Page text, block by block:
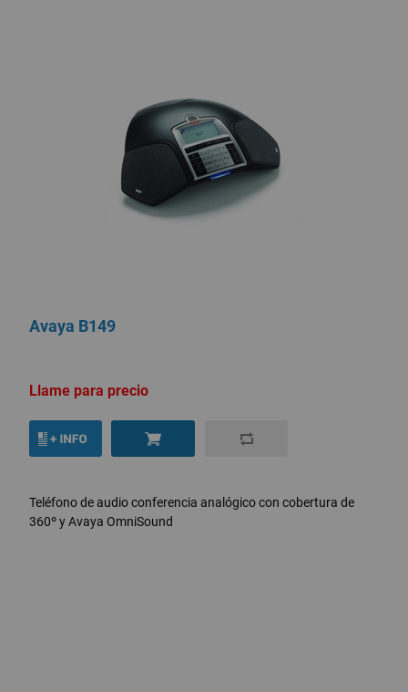
Avaya B149
Llame para precio
Teléfono de audio conferencia analógico con cobertura de
360º y Avaya OmniSound